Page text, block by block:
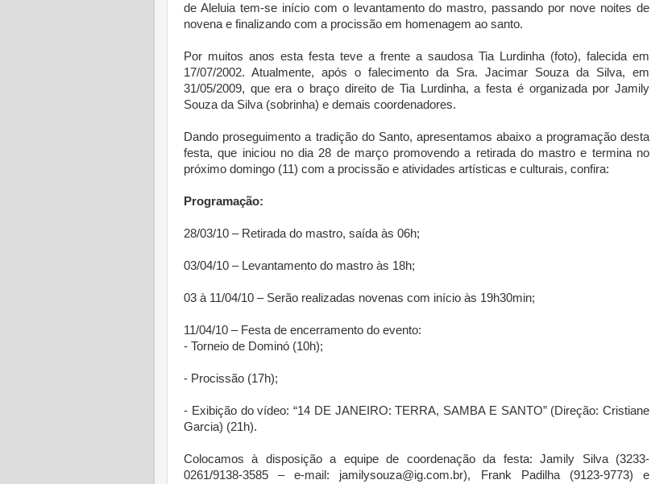
de Aleluia tem-se início com o levantamento do mastro, passando por nove noites de
novena e finalizando com a procissão em homenagem ao santo.
Por muitos anos esta festa teve a frente a saudosa Tia Lurdinha (foto), falecida em
17/07/2002. Atualmente, após o falecimento da Sra. Jacimar Souza da Silva, em
31/05/2009, que era o braço direito de Tia Lurdinha, a festa é organizada por Jamily
Souza da Silva (sobrinha) e demais coordenadores.
Dando proseguimento a tradição do Santo, apresentamos abaixo a programação desta
festa, que iniciou no dia 28 de março promovendo a retirada do mastro e termina no
próximo domingo (11) com a procissão e atividades artísticas e culturais, confira:
Programação:
28/03/10 – Retirada do mastro, saída às 06h;
03/04/10 – Levantamento do mastro às 18h;
03 à 11/04/10 – Serão realizadas novenas com início às 19h30min;
11/04/10 – Festa de encerramento do evento:
- Torneio de Dominó (10h);
- Procissão (17h);
- Exibição do vídeo: “14 DE JANEIRO: TERRA, SAMBA E SANTO” (Direção: Cristiane
Garcia) (21h).
Colocamos à disposição a equipe de coordenação da festa: Jamily Silva (3233-
0261/9138-3585 – e-mail: jamilysouza@ig.com.br), Frank Padilha (9123-9773) e